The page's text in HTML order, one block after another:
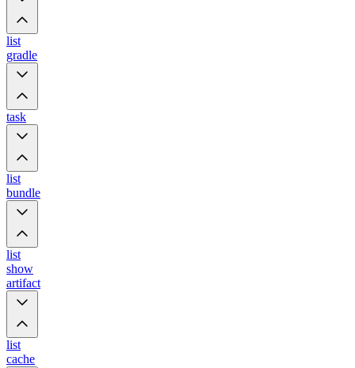
list
gradle
task
list
bundle
list
show
artifact
list
cache